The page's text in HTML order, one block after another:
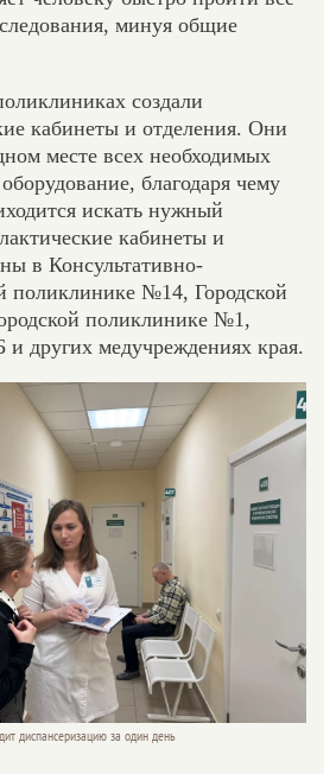
минуя общие
создали
кабинеты и отделения. Они
месте всех необходимых
благодаря чему
искать нужный
кабинеты и
в Консультативно-
поликлинике №14, Городской
поликлинике №1,
других медучреждениях края.
диспансеризацию за один день